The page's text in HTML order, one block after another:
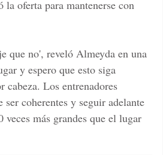
oferta para mantenerse con
que no', reveló Almeyda en una
y espero que esto siga
cabeza. Los entrenadores
ser coherentes y seguir adelante
más grandes que el lugar